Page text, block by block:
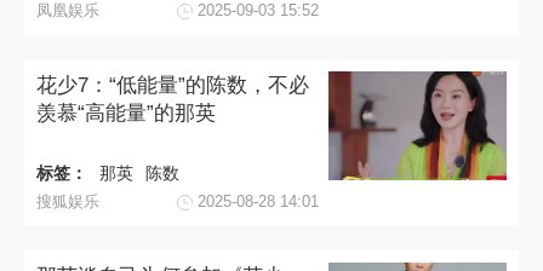
凤凰娱乐 2025-09-03 15:52
花少7：“低能量”的陈数，不必
羡慕“高能量”的那英
标签： 那英 陈数
搜狐娱乐 2025-08-28 14:01